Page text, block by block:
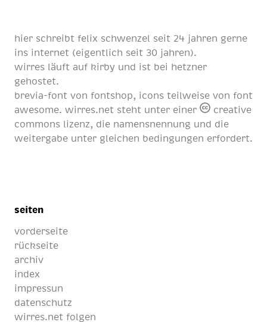
hier schreibt felix schwenzel seit 24 jahren gerne
ins internet (eigentlich seit 30 jahren).
wirres läuft auf kirby und ist bei hetzner
gehostet.
brevia-font von fontshop, icons teilweise von font
awesome. wirres.net steht unter einer
creative
commons lizenz, die namensnennung und die
weitergabe unter gleichen bedingungen erfordert.
seiten
vorderseite
rückseite
archiv
index
impressun
datenschutz
wirres.net folgen